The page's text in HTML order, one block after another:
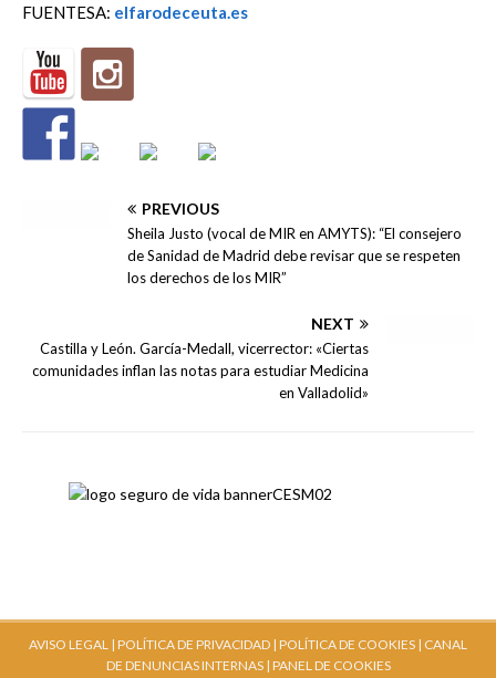
FUENTESA: elfarodeceuta.es
PREVIOUS
Sheila Justo (vocal de MIR en AMYTS): “El consejero
de Sanidad de Madrid debe revisar que se respeten
los derechos de los MIR”
NEXT
Castilla y León. García-Medall, vicerrector: «Ciertas
comunidades inflan las notas para estudiar Medicina
en Valladolid»
AVISO LEGAL | POLÍTICA DE PRIVACIDAD | POLÍTICA DE COOKIES | CANAL
DE DENUNCIAS INTERNAS| PANEL DE COOKIES